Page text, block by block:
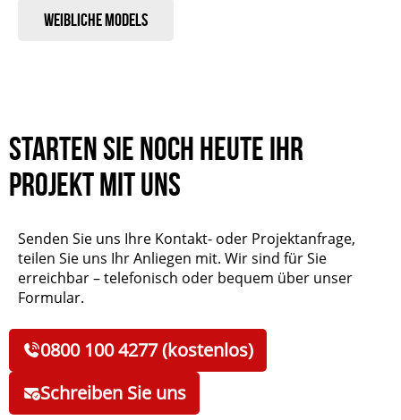
Weibliche Models
Starten Sie noch heute Ihr
Projekt mit uns
Senden Sie uns Ihre Kontakt- oder Projektanfrage,
teilen Sie uns Ihr Anliegen mit. Wir sind für Sie
erreichbar – telefonisch oder bequem über unser
Formular.
0800 100 4277 (kostenlos)
Schreiben Sie uns